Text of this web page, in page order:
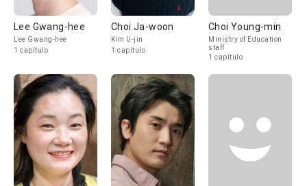
Lee Gwang-hee
Lee Gwang-hee
1 capítulo
Choi Ja-woon
Kim U-jin
1 capítulo
Choi Young-min
Ministry of Education
staff
1 capítulo